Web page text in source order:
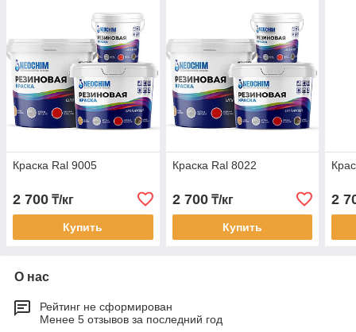
Краска Ral 9005
2 700 ₸/кг
Купить
Краска Ral 8022
2 700₸/кг
Купить
2
О нас
Рейтинг не сформирован
Менее 5 отзывов за последний год